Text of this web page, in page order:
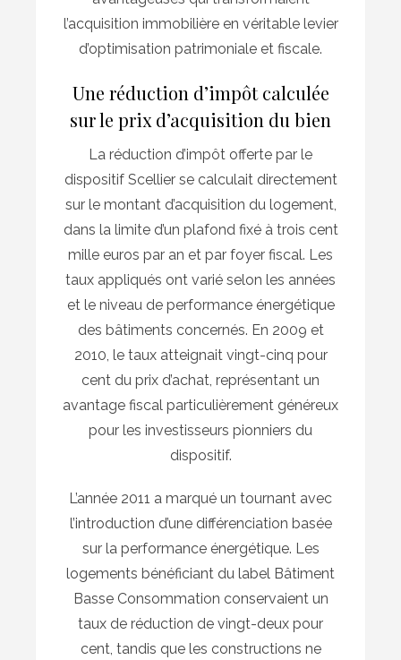
l’acquisition immobilière en véritable levier
d’optimisation patrimoniale et fiscale.
Une réduction d’impôt calculée
sur le prix d’acquisition du bien
La réduction d’impôt offerte par le
dispositif Scellier se calculait directement
sur le montant d’acquisition du logement,
dans la limite d’un plafond fixé à trois cent
mille euros par an et par foyer fiscal. Les
taux appliqués ont varié selon les années
et le niveau de performance énergétique
des bâtiments concernés. En 2009 et
2010, le taux atteignait vingt-cinq pour
cent du prix d’achat, représentant un
avantage fiscal particulièrement généreux
pour les investisseurs pionniers du
dispositif.
L’année 2011 a marqué un tournant avec
l’introduction d’une différenciation basée
sur la performance énergétique. Les
logements bénéficiant du label Bâtiment
Basse Consommation conservaient un
taux de réduction de vingt-deux pour
cent, tandis que les constructions ne